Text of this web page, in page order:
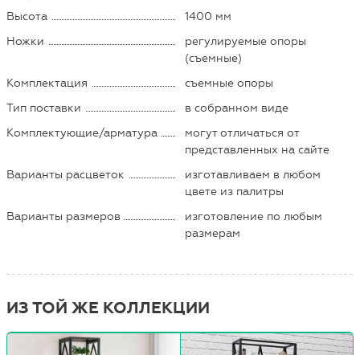
Высота
1400 мм
Ножки
регулируемые опоры
(съемные)
Комплектация
съемные опоры
Тип поставки
в собранном виде
Комплектующие/арматура
могут отличаться от
представленных на сайте
Варианты расцветок
изготавливаем в любом
цвете из палитры
Варианты размеров
изготовление по любым
размерам
ИЗ ТОЙ ЖЕ КОЛЛЕКЦИИ